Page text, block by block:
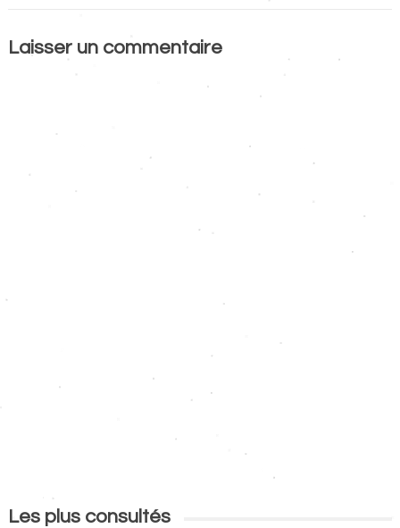
Laisser un commentaire
Les plus consultés